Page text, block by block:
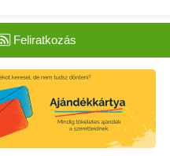
Feliratkozás